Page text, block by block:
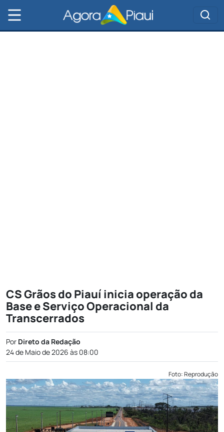
CS Grãos do Piauí inicia operação da
Base e Serviço Operacional da
Transcerrados
Por Direto da Redação
24 de Maio de 2026 às 08:00
Foto: Reprodução